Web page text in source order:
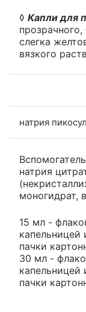
◊ Капли для
слегка
вязкого
натрия
натрия
моногидрат,
15 мл -
пачки
30 мл -
пачки